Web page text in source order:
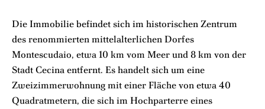
Die Immobilie befindet sich im historischen Zentrum
des renommierten mittelalterlichen Dorfes
Montescudaio, etwa 10 km vom Meer und 8 km von der
Stadt Cecina entfernt. Es handelt sich um eine
Zweizimmerwohnung mit einer Fläche von etwa 40
Quadratmetern, die sich im Hochparterre eines